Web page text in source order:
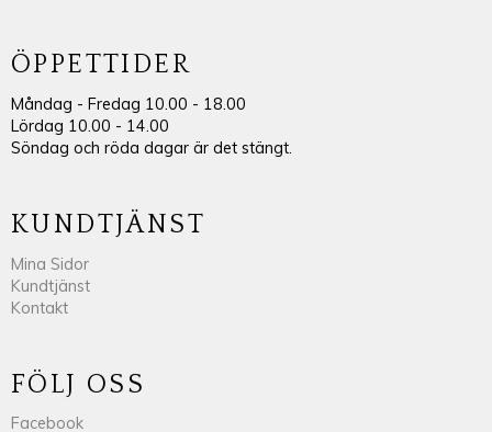
ÖPPETTIDER
Måndag - Fredag 10.00 - 18.00
Lördag 10.00 - 14.00
Söndag och röda dagar är det stängt.
KUNDTJÄNST
Mina Sidor
Kundtjänst
Kontakt
FÖLJ OSS
Facebook